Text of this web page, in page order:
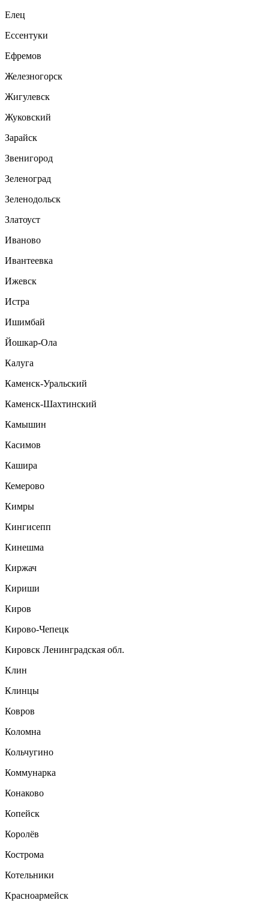
Елец
Ессентуки
Ефремов
Железногорск
Жигулевск
Жуковский
Зарайск
Звенигород
Зеленоград
Зеленодольск
Златоуст
Иваново
Ивантеевка
Ижевск
Истра
Ишимбай
Йошкар-Ола
Калуга
Каменск-Уральский
Каменск-Шахтинский
Камышин
Касимов
Кашира
Кемерово
Кимры
Кингисепп
Кинешма
Киржач
Кириши
Киров
Кирово-Чепецк
Кировск Ленинградская обл.
Клин
Клинцы
Ковров
Коломна
Кольчугино
Коммунарка
Конаково
Копейск
Королёв
Кострома
Котельники
Красноармейск